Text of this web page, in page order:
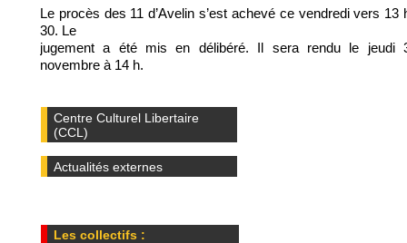
Le procès des 11 d’Avelin s’est achevé ce vendredi vers 13
30. Le
jugement a été mis en délibéré. Il sera rendu le jeudi
novembre à 14 h.
Centre Culturel Libertaire
(CCL)
Actualités externes
Les collectifs :